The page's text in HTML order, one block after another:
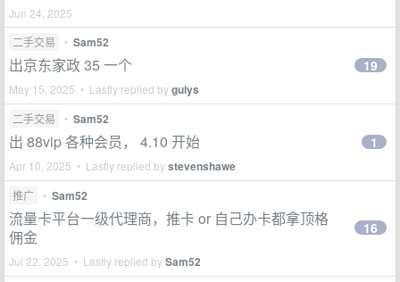
Jun 24, 2025
二手交易
• Sam52
出京东家政 35 一个
May 15, 2025 • Lastly replied byguiys
19
二手交易 • Sam52
出 88vip 各种会员， 4.10 开始
Apr 10, 2025 • Lastly replied bystevenshawe
1
推广 • Sam52
流量卡平台一级代理商，推卡 or 自己办卡都拿顶格
佣金
Jul 22, 2025 • Lastly replied bySam52
16